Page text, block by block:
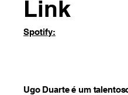
Link
Spotify:
Ugo Duarte é um